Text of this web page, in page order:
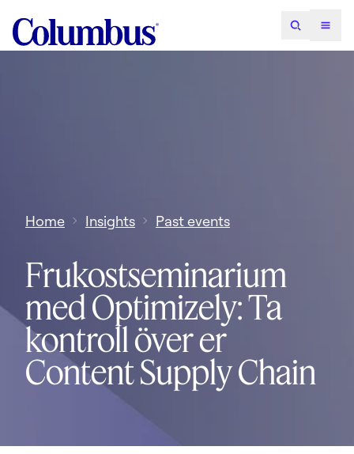
Home Insights Past events
Frukostseminarium
med Optimizely: Ta
kontroll över er
Content Supply Chain